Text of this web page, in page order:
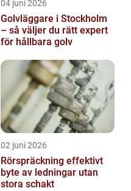
04 juni 2026
Golvläggare i Stockholm
– så väljer du rätt expert
för hållbara golv
02 juni 2026
Rörspräckning effektivt
byte av ledningar utan
stora schakt